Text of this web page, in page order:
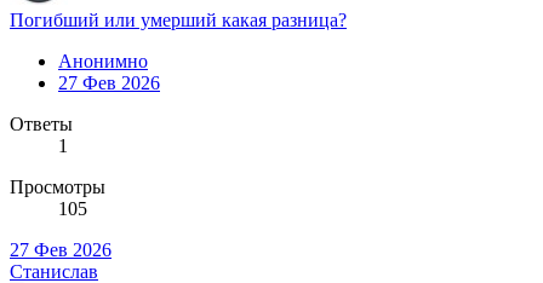
Погибший или умерший какая разница?
Анонимно
27 Фев 2026
Ответы
1
Просмотры
105
27 Фев 2026
Станислав